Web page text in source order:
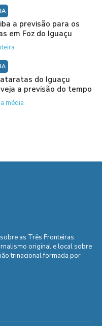
a previsão para os
em Foz do Iguaçu
do Iguaçu
a previsão do tempo
média
as Três Fronteiras.
original e local sobre
trinacional formada por